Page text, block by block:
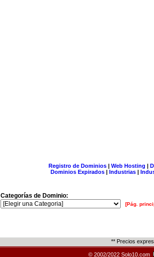
Registro de Dominios| Web Hosting |
Dominios Expirados | Industrias |
Categorías de Dominio:
[Pág.
** Precios
© 2002/2022 Solo10.com